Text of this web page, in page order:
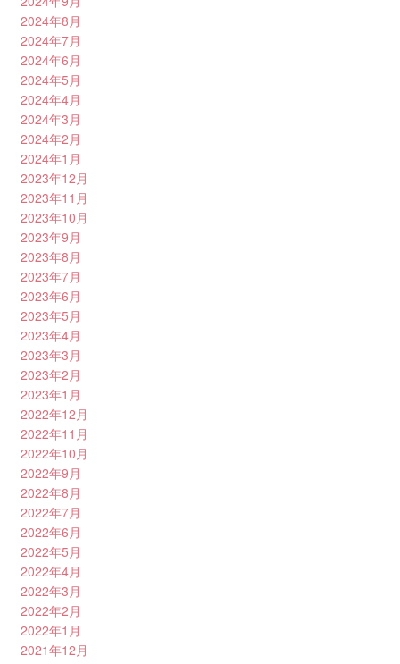
2024年8月
2024年7月
2024年6月
2024年5月
2024年4月
2024年3月
2024年2月
2024年1月
2023年12月
2023年11月
2023年10月
2023年9月
2023年8月
2023年7月
2023年6月
2023年5月
2023年4月
2023年3月
2023年2月
2023年1月
2022年12月
2022年11月
2022年10月
2022年9月
2022年8月
2022年7月
2022年6月
2022年5月
2022年4月
2022年3月
2022年2月
2022年1月
2021年12月